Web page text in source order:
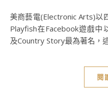
美商藝電(Electronic Arts)以四億美金的價格買下了Playfish，
Playfish在Facebook遊戲中
及Country Story最為著名，
閱